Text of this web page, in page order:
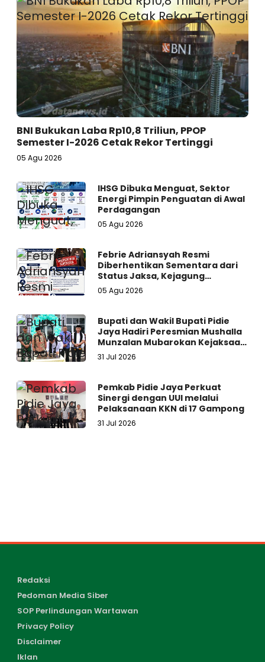
BNI Bukukan Laba Rp10,8 Triliun, PPOP
Semester I-2026 Cetak Rekor Tertinggi
05 Agu 2026
IHSG Dibuka Menguat, Sektor
Energi Pimpin Penguatan di Awal
Perdagangan
05 Agu 2026
Febrie Adriansyah Resmi
Diberhentikan Sementara dari
Status Jaksa, Kejagung
Persilakan Ajukan Praperadilan
05 Agu 2026
Bupati dan Wakil Bupati Pidie
Jaya Hadiri Peresmian Mushalla
Munzalan Mubarokan Kejaksaan
Negeri Pidie Jaya
31 Jul 2026
Pemkab Pidie Jaya Perkuat
Sinergi dengan UUI melalui
Pelaksanaan KKN di 17 Gampong
31 Jul 2026
Redaksi
Pedoman Media Siber
SOP Perlindungan Wartawan
Privacy Policy
Disclaimer
Iklan